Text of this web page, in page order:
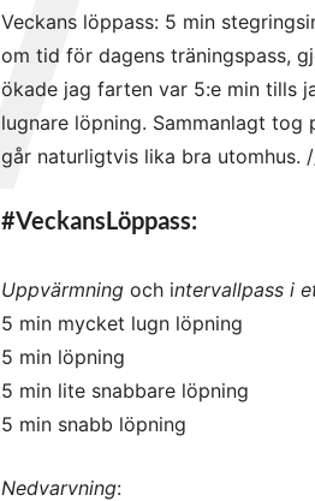
Veckans löppass: 5 min
om tid för dagens träningspass,
ökade jag farten var 5:e min tills
lugnare löpning. Sammanlagt
går naturligtvis lika bra utomhus.
#VeckansLöppass:
Uppvärmning och intervallpass i
5 min mycket lugn löpning
5 min löpning
5 min lite snabbare löpning
5 min snabb löpning
Nedvarvning: